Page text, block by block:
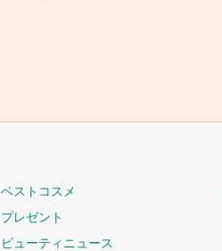
ベストコスメ
プレゼント
ビューティニュース